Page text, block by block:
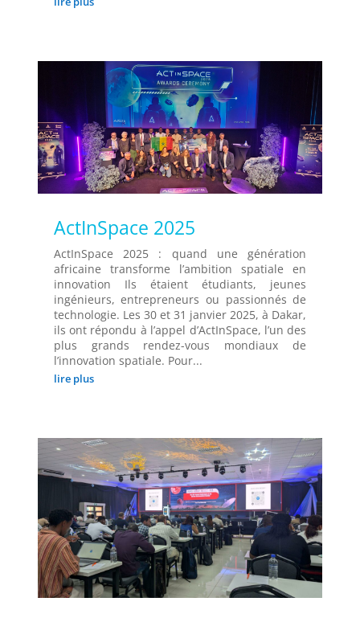
ActInSpace 2025
ActInSpace 2025 : quand une génération
africaine transforme l’ambition spatiale en
innovation Ils étaient étudiants, jeunes
ingénieurs, entrepreneurs ou passionnés de
technologie. Les 30 et 31 janvier 2025, à Dakar,
ils ont répondu à l’appel d’ActInSpace, l’un des
plus grands rendez-vous mondiaux de
l’innovation spatiale. Pour...
lire plus